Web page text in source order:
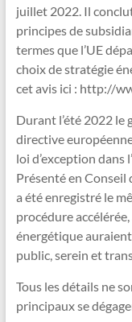
juillet 2022. Il
principes de
termes que l’UE
choix de stratégie
cet avis ici : http://
Durant l’été 2022 le
directive
loi d’exception dans
Présenté en Conseil
a été enregistré le
procédure
énergétique
public, serein et
Tous les détails ne
principaux se